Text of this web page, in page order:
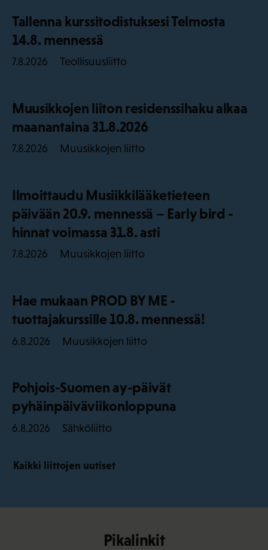
Tallenna kurssitodistuksesi Telmosta
14.8. mennessä
7.8.2026 Teollisuusliitto
Muusikkojen liiton residenssihaku alkaa
maanantaina 31.8.2026
7.8.2026 Muusikkojen liitto
Ilmoittaudu Musiikkilääketieteen
päivään 20.9. mennessä – Early bird -
hinnat voimassa 31.8. asti
7.8.2026 Muusikkojen liitto
Hae mukaan PROD BY ME -
tuottajakurssille 10.8. mennessä!
6.8.2026 Muusikkojen liitto
Pohjois-Suomen ay-päivät
pyhäinpäiväviikonloppuna
6.8.2026 Sähköliitto
Kaikki liittojen uutiset
Pikalinkit